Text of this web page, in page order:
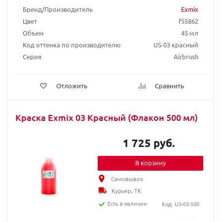
Бренд/Производитель
Exmix
Цвет
f55862
Объем
45 мл
Код оттенка по производителю
US-03 красный
Серия
Airbrush
Отложить Сравнить
Краска Exmix 03 Красный (Флакон 500 мл)
1 725 руб.
В корзину
Самовывоз
Курьер, ТК
Есть в наличии
Код: US-03-500